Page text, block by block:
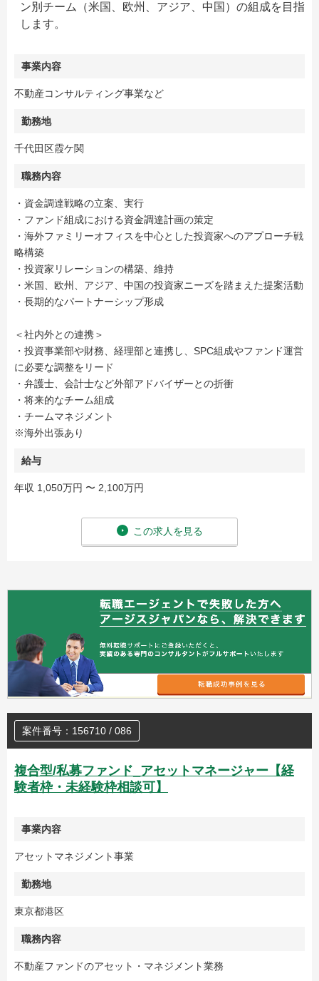
ン別チーム（米国、欧州、アジア、中国）の組成を目指
します。
事業内容
不動産コンサルティング事業など
勤務地
千代田区霞ケ関
職務内容
・資金調達戦略の立案、実行
・ファンド組成における資金調達計画の策定
・海外ファミリーオフィスを中心とした投資家へのアプローチ戦
略構築
・投資家リレーションの構築、維持
・米国、欧州、アジア、中国の投資家ニーズを踏まえた提案活動
・長期的なパートナーシップ形成
＜社内外との連携＞
・投資事業部や財務、経理部と連携し、SPC組成やファンド運営
に必要な調整をリード
・弁護士、会計士など外部アドバイザーとの折衝
・将来的なチーム組成
・チームマネジメント
※海外出張あり
給与
年収 1,050万円 〜 2,100万円
この求人を見る
案件番号：156710 / 086
複合型/私募ファンド_アセットマネージャー【経
験者枠・未経験枠相談可】
事業内容
アセットマネジメント事業
勤務地
東京都港区
職務内容
不動産ファンドのアセット・マネジメント業務